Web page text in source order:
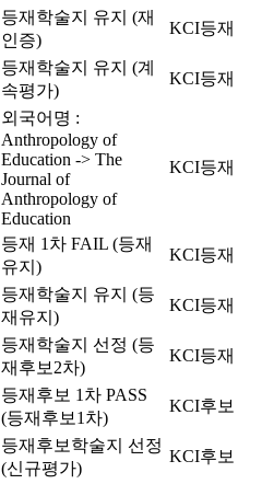
등재학술지 유지 (재
인증)
KCI등재
등재학술지 유지 (계
속평가)
KCI등재
외국어명 :
Anthropology of
Education -> The
Journal of
Anthropology of
Education
KCI등재
등재 1차 FAIL (등재
유지)
KCI등재
등재학술지 유지 (등
재유지)
KCI등재
등재학술지 선정 (등
재후보2차)
KCI등재
등재후보 1차 PASS
(등재후보1차)
KCI후보
등재후보학술지 선정
(신규평가)
KCI후보